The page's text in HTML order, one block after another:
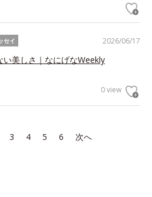
2026/06/17
セイ
い美しさ｜なにげなWeekly
0 view
3 4 5 6 次へ